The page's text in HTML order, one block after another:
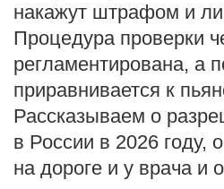
накажут штрафом и
Процедура проверки
регламентирована, а
приравнивается к
Рассказываем о
в России в 2026 году,
на дороге и у врача и